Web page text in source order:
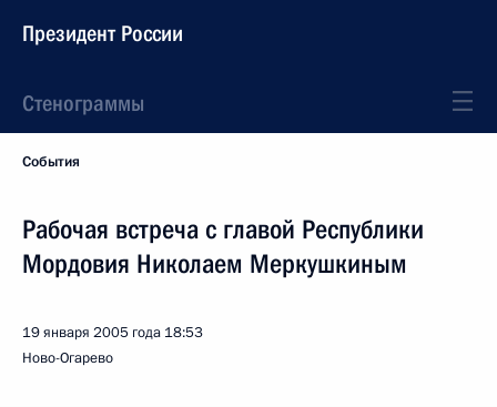
Президент России
Стенограммы
События
Рабочая встреча с главой Республики
Мордовия Николаем Меркушкиным
19 января 2005 года 18:53
Ново-Огарево